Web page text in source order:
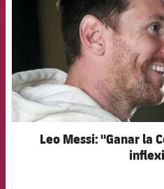
Leo Messi: "Ganar la